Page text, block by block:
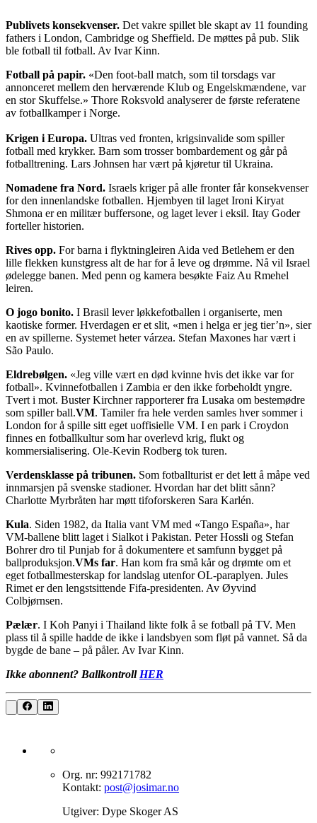
Publivets konsekvenser. Det vakre spillet ble skapt av 11 founding
fathers i London, Cambridge og Sheffield. De møttes på pub. Slik
ble fotball til fotball. Av Ivar Kinn.
Fotball på papir. «Den foot-ball match, som til torsdags var
annonceret mellem den herværende Klub og Engelskmændene, var
en stor Skuffelse.» Thore Roksvold analyserer de første referatene
av fotballkamper i Norge.
Krigen i Europa. Ultras ved fronten, krigsinvalide som spiller
fotball med krykker. Barn som trosser bombardement og går på
fotballtrening. Lars Johnsen har vært på kjøretur til Ukraina.
Nomadene fra Nord. Israels kriger på alle fronter får konsekvenser
for den innenlandske fotballen. Hjembyen til laget Ironi Kiryat
Shmona er en militær buffersone, og laget lever i eksil. Itay Goder
forteller historien.
Rives opp. For barna i flyktningleiren Aida ved Betlehem er den
lille flekken kunstgress alt de har for å leve og drømme. Nå vil Israel
ødelegge banen. Med penn og kamera besøkte Faiz Au Rmehel
leiren.
O jogo bonito. I Brasil lever løkkefotballen i organiserte, men
kaotiske former. Hverdagen er et slit, «men i helga er jeg tier’n», sier
en av spillerne. Systemet heter várzea. Stefan Maxones har vært i
São Paulo.
Eldrebølgen. «Jeg ville vært en død kvinne hvis det ikke var for
fotball». Kvinnefotballen i Zambia er den ikke forbeholdt yngre.
Tvert i mot. Buster Kirchner rapporterer fra Lusaka om bestemødre
som spiller ball.VM. Tamiler fra hele verden samles hver sommer i
London for å spille sitt eget uoffisielle VM. I en park i Croydon
finnes en fotballkultur som har overlevd krig, flukt og
kommersialisering. Ole-Kevin Rodberg tok turen.
Verdensklasse på tribunen. Som fotballturist er det lett å måpe ved
innmarsjen på svenske stadioner. Hvordan har det blitt sånn?
Charlotte Myrbråten har møtt tifoforskeren Sara Karlén.
Kula. Siden 1982, da Italia vant VM med «Tango España», har
VM-ballene blitt laget i Sialkot i Pakistan. Peter Hossli og Stefan
Bohrer dro til Punjab for å dokumentere et samfunn bygget på
ballproduksjon.VMs far. Han kom fra små kår og drømte om et
eget fotballmesterskap for landslag utenfor OL-paraplyen. Jules
Rimet er den lengstsittende Fifa-presidenten. Av Øyvind
Colbjørnsen.
Pælær. I Koh Panyi i Thailand likte folk å se fotball på TV. Men
plass til å spille hadde de ikke i landsbyen som fløt på vannet. Så da
bygde de bane – på påler. Av Ivar Kinn.
Ikke abonnent? Ballkontroll HER
Org. nr: 992171782
Kontakt: post@josimar.no
Utgiver: Dype Skoger AS